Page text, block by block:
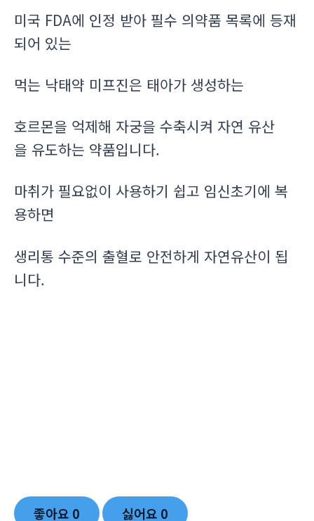
미국 FDA에 인정 받아 필수 의약품 목록에 등재
되어 있는
먹는 낙태약 미프진은 태아가 생성하는
호르몬을 억제해 자궁을 수축시켜 자연 유산
을 유도하는 약품입니다.
마취가 필요없이 사용하기 쉽고 임신초기에 복
용하면
생리통 수준의 출혈로 안전하게 자연유산이 됩
니다.
좋아요 0 싫어요 0